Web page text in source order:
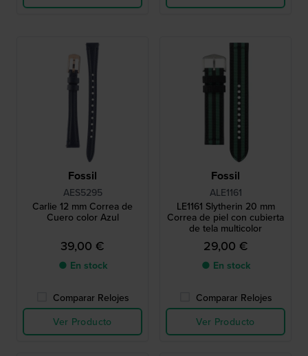
Fossil
AES5295
Carlie 12 mm Correa de
Cuero color Azul
39,00 €
● En stock
Comparar Relojes
Ver Producto
Fossil
ALE1161
LE1161 Slytherin 20 mm
Correa de piel con cubierta
de tela multicolor
29,00 €
● En stock
Comparar Relojes
Ver Producto